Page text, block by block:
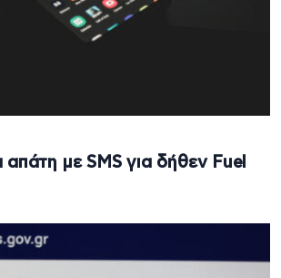
με SMS για δήθεν Fuel